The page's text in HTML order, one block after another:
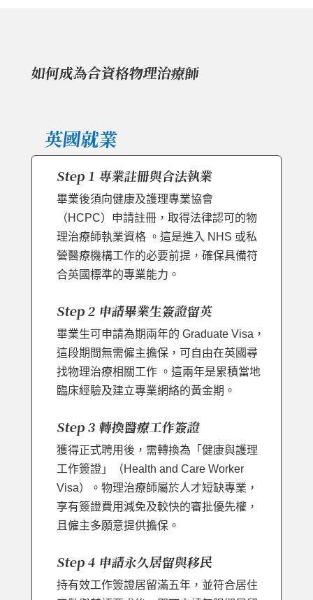
如何成為合資格物理治療師
英國就業
Step 1 專業註冊與合法執業
畢業後須向健康及護理專業協會
（HCPC）申請註冊，取得法律認可的物
理治療師執業資格 。這是進入 NHS 或私
營醫療機構工作的必要前提，確保具備符
合英國標準的專業能力。
Step 2 申請畢業生簽證留英
畢業生可申請為期兩年的 Graduate Visa，
這段期間無需僱主擔保，可自由在英國尋
找物理治療相關工作 。這兩年是累積當地
臨床經驗及建立專業網絡的黃金期。
Step 3 轉換醫療工作簽證
獲得正式聘用後，需轉換為「健康與護理
工作簽證」（Health and Care Worker
Visa）。物理治療師屬於人才短缺專業，
享有簽證費用減免及較快的審批優先權，
且僱主多願意提供擔保。
Step 4 申請永久居留與移民
持有效工作簽證居留滿五年，並符合居住